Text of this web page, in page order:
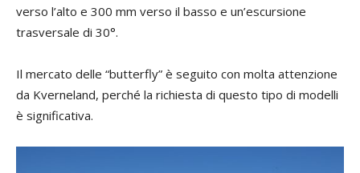
verso l’alto e 300 mm verso il basso e un’escursione
trasversale di 30°.
Il mercato delle “butterfly” è seguito con molta attenzione
da Kverneland, perché la richiesta di questo tipo di modelli
è significativa.